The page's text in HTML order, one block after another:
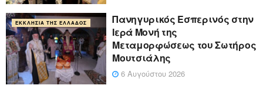
ΕΚΚΛΗΣΊΑ ΤΗΣ ΕΛΛΆΔΟΣ
Πανηγυρικός Εσπερινός στην
Ιερά Μονή της
Μεταμορφώσεως του Σωτήρος
Μουτσιάλης
6 Αυγούστου 2026